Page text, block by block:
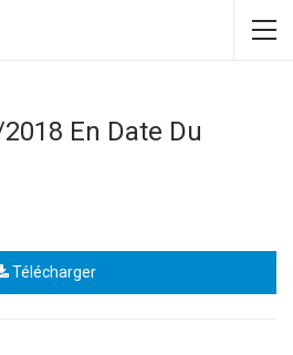
En Date Du
Télécharger